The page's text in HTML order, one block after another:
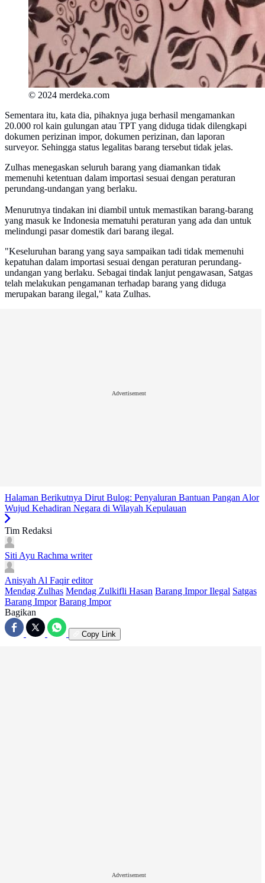
© 2024 merdeka.com
Sementara itu, kata dia, pihaknya juga berhasil mengamankan
20.000 rol kain gulungan atau TPT yang diduga tidak dilengkapi
dokumen perizinan impor, dokumen perizinan, dan laporan
surveyor. Sehingga status legalitas barang tersebut tidak jelas.
Zulhas menegaskan seluruh barang yang diamankan tidak
memenuhi ketentuan dalam importasi sesuai dengan peraturan
perundang-undangan yang berlaku.
Menurutnya tindakan ini diambil untuk memastikan barang-barang
yang masuk ke Indonesia mematuhi peraturan yang ada dan untuk
melindungi pasar domestik dari barang ilegal.
"Keseluruhan barang yang saya sampaikan tadi tidak memenuhi
kepatuhan dalam importasi sesuai dengan peraturan perundang-
undangan yang berlaku. Sebagai tindak lanjut pengawasan, Satgas
telah melakukan pengamanan terhadap barang yang diduga
merupakan barang ilegal," kata Zulhas.
Advertisement
Halaman Berikutnya Dirut Bulog: Penyaluran Bantuan Pangan Alor
Wujud Kehadiran Negara di Wilayah Kepulauan
Tim Redaksi
Siti Ayu Rachma writer
Anisyah Al Faqir editor
Mendag Zulhas Mendag Zulkifli Hasan Barang Impor Ilegal Satgas
Barang Impor Barang Impor
Bagikan
Copy Link
Advertisement